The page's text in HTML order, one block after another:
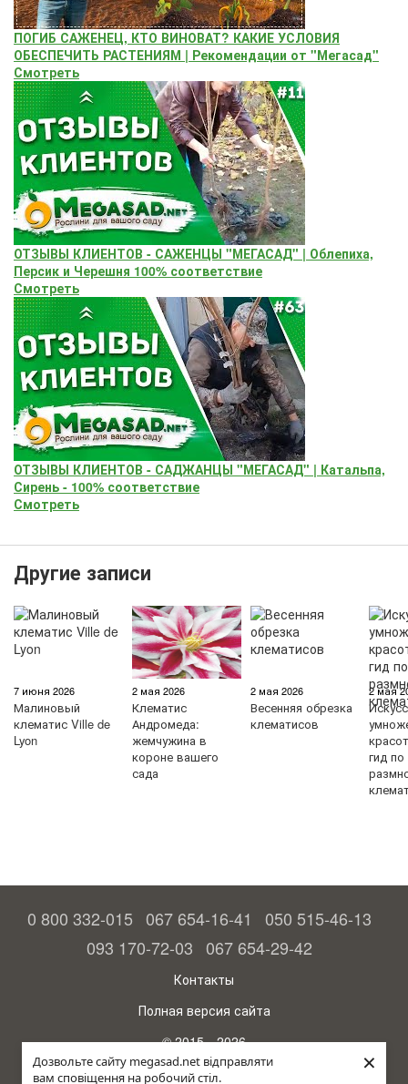
Дозвольте сайту megasad.net відправляти
вам сповіщення на робочий стіл.
×
ПОГИБ САЖЕНЕЦ, КТО ВИНОВАТ? КАКИЕ УСЛОВИЯ
ОБЕСПЕЧИТЬ РАСТЕНИЯМ | Рекомендации от "Мегасад"
Смотреть
ОТЗЫВЫ КЛИЕНТОВ - САЖЕНЦЫ "МЕГАСАД" | Облепиха,
Персик и Черешня 100% соответствие
Смотреть
ОТЗЫВЫ КЛИЕНТОВ - САДЖАНЦЫ "МЕГАСАД" | Катальпа,
Сирень - 100% соответствие
Смотреть
Другие записи
7 июня 2026
Малиновый
клематис Ville de
Lyon
2 мая 2026
Клематис
Андромеда:
жемчужина в
короне вашего
сада
2 мая 2026
Весенняя обрезка
клематисов
2 мая
гид по
0 800 332-015 067 654-16-41
050 515-46-13
093 170-72-03 067 654-29-42
Контакты
Полная версия сайта
© 2015—2026
Megasad - гарантия высокого урожая